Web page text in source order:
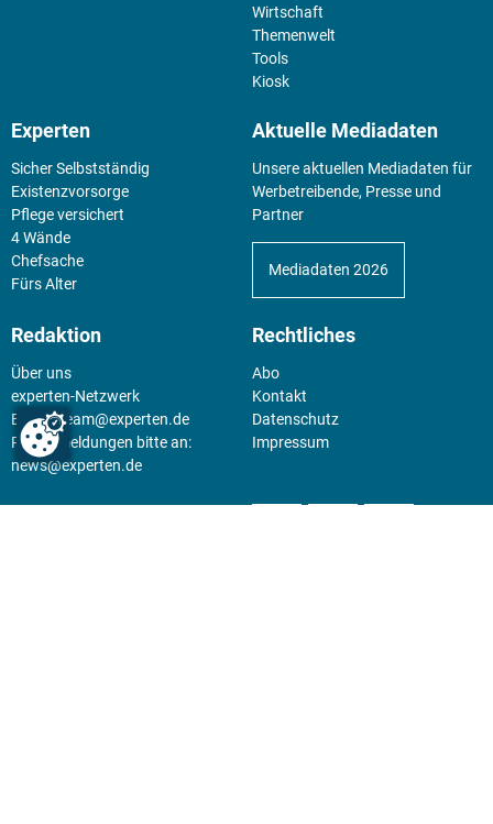
Wirtschaft
Themenwelt
Tools
Kiosk
Experten
Sicher Selbstständig
Existenz­vorsorge
Pflege versichert
4 Wände
Chefsache
Fürs Alter
Aktuelle Mediadaten
Unsere aktuellen Mediadaten für
Werbetreibende, Presse und
Partner
Mediadaten 2026
Redaktion
Über uns
experten-Netzwerk
E-Mail:team@experten.de
Pressemeldungen bitte an:
news@experten.de
Rechtliches
Abo
Kontakt
Datenschutz
Impressum